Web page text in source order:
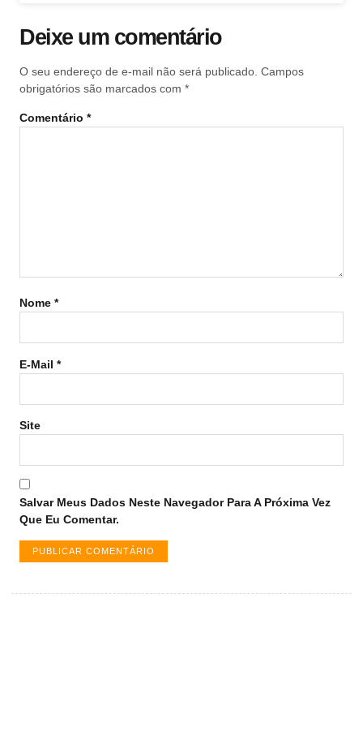
Deixe um comentário
O seu endereço de e-mail não será publicado. Campos
obrigatórios são marcados com *
Comentário *
Nome *
E-Mail *
Site
Salvar Meus Dados Neste Navegador Para A Próxima Vez
Que Eu Comentar.